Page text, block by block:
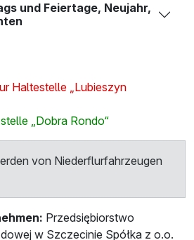
und Feiertage, Neujahr,
Haltestelle „Lubieszyn
„Dobra Rondo“
von Niederflurfahrzeugen
Przedsiębiorstwo
w Szczecinie Spółka z o.o.